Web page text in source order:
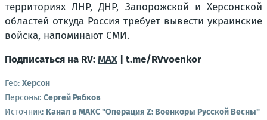
территориях ЛНР, ДНР, Запорожской и Херсонской
областей откуда Россия требует вывести украинские
войска, напоминают СМИ.
Подписаться на RV:MAX | t.me/RVvoenkor
Гео: Херсон
Персоны: Сергей Рябков
Источник: Канал в МАКС "Операция Z: Военкоры Русской Весны"